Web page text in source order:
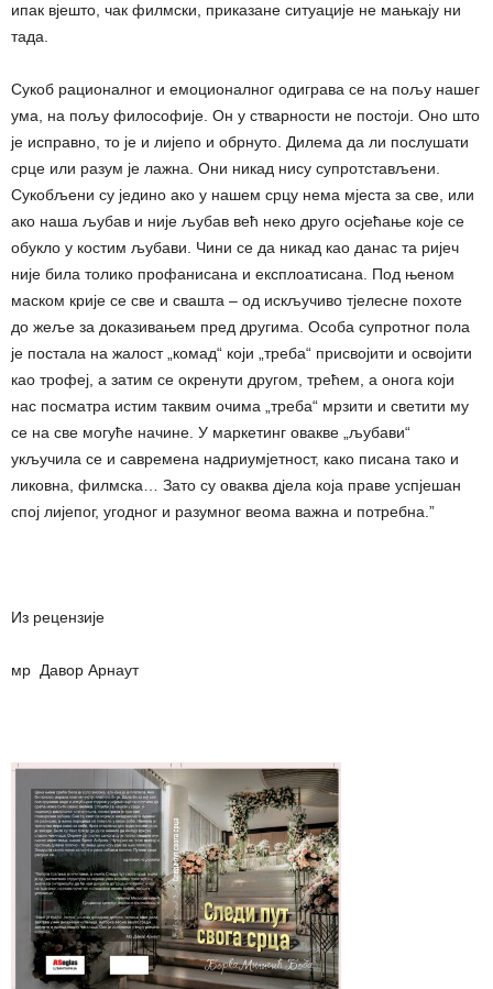
ипак вјешто, чак филмски, приказане ситуације не мањкају ни
тада.
Сукоб рационалног и емоционалног одиграва се на пољу нашег
ума, на пољу философије. Он у стварности не постоји. Оно што
је исправно, то је и лијепо и обрнуто. Дилема да ли послушати
срце или разум је лажна. Они никад нису супротстављени.
Сукобљени су једино ако у нашем срцу нема мјеста за све, или
ако наша љубав и није љубав већ неко друго осјећање које се
обукло у костим љубави. Чини се да никад као данас та ријеч
није била толико профанисана и експлоатисана. Под њеном
маском крије се све и свашта – од искључиво тјелесне похоте
до жеље за доказивањем пред другима. Особа супротног пола
је постала на жалост „комад“ који „треба“ присвојити и освојити
као трофеј, а затим се окренути другом, трећем, а онога који
нас посматра истим таквим очима „треба“ мрзити и светити му
се на све могуће начине. У маркетинг овакве „љубави“
укључила се и савремена надриумјетност, како писана тако и
ликовна, филмска… Зато су оваква дјела која праве успјешан
спој лијепог, угодног и разумног веома важна и потребна.”
Из рецензије
мр Давор Арнаут